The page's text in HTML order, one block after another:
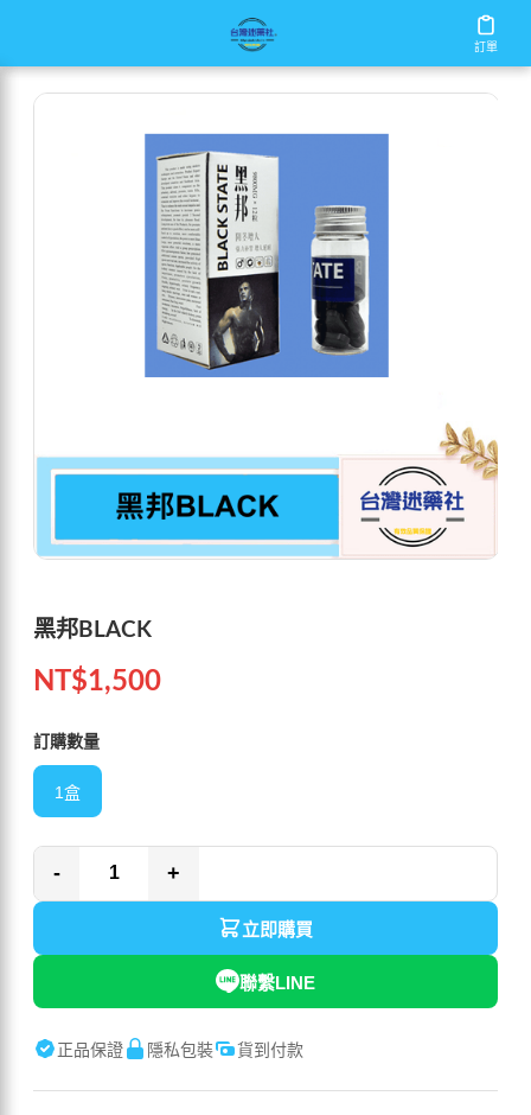
訂單
訂單
黑邦BLACK
黑邦BLACK
NT$1,500
訂購數量
1盒
- +
立即購買
聯繫LINE
正品保證 隱私包裝 貨到付款